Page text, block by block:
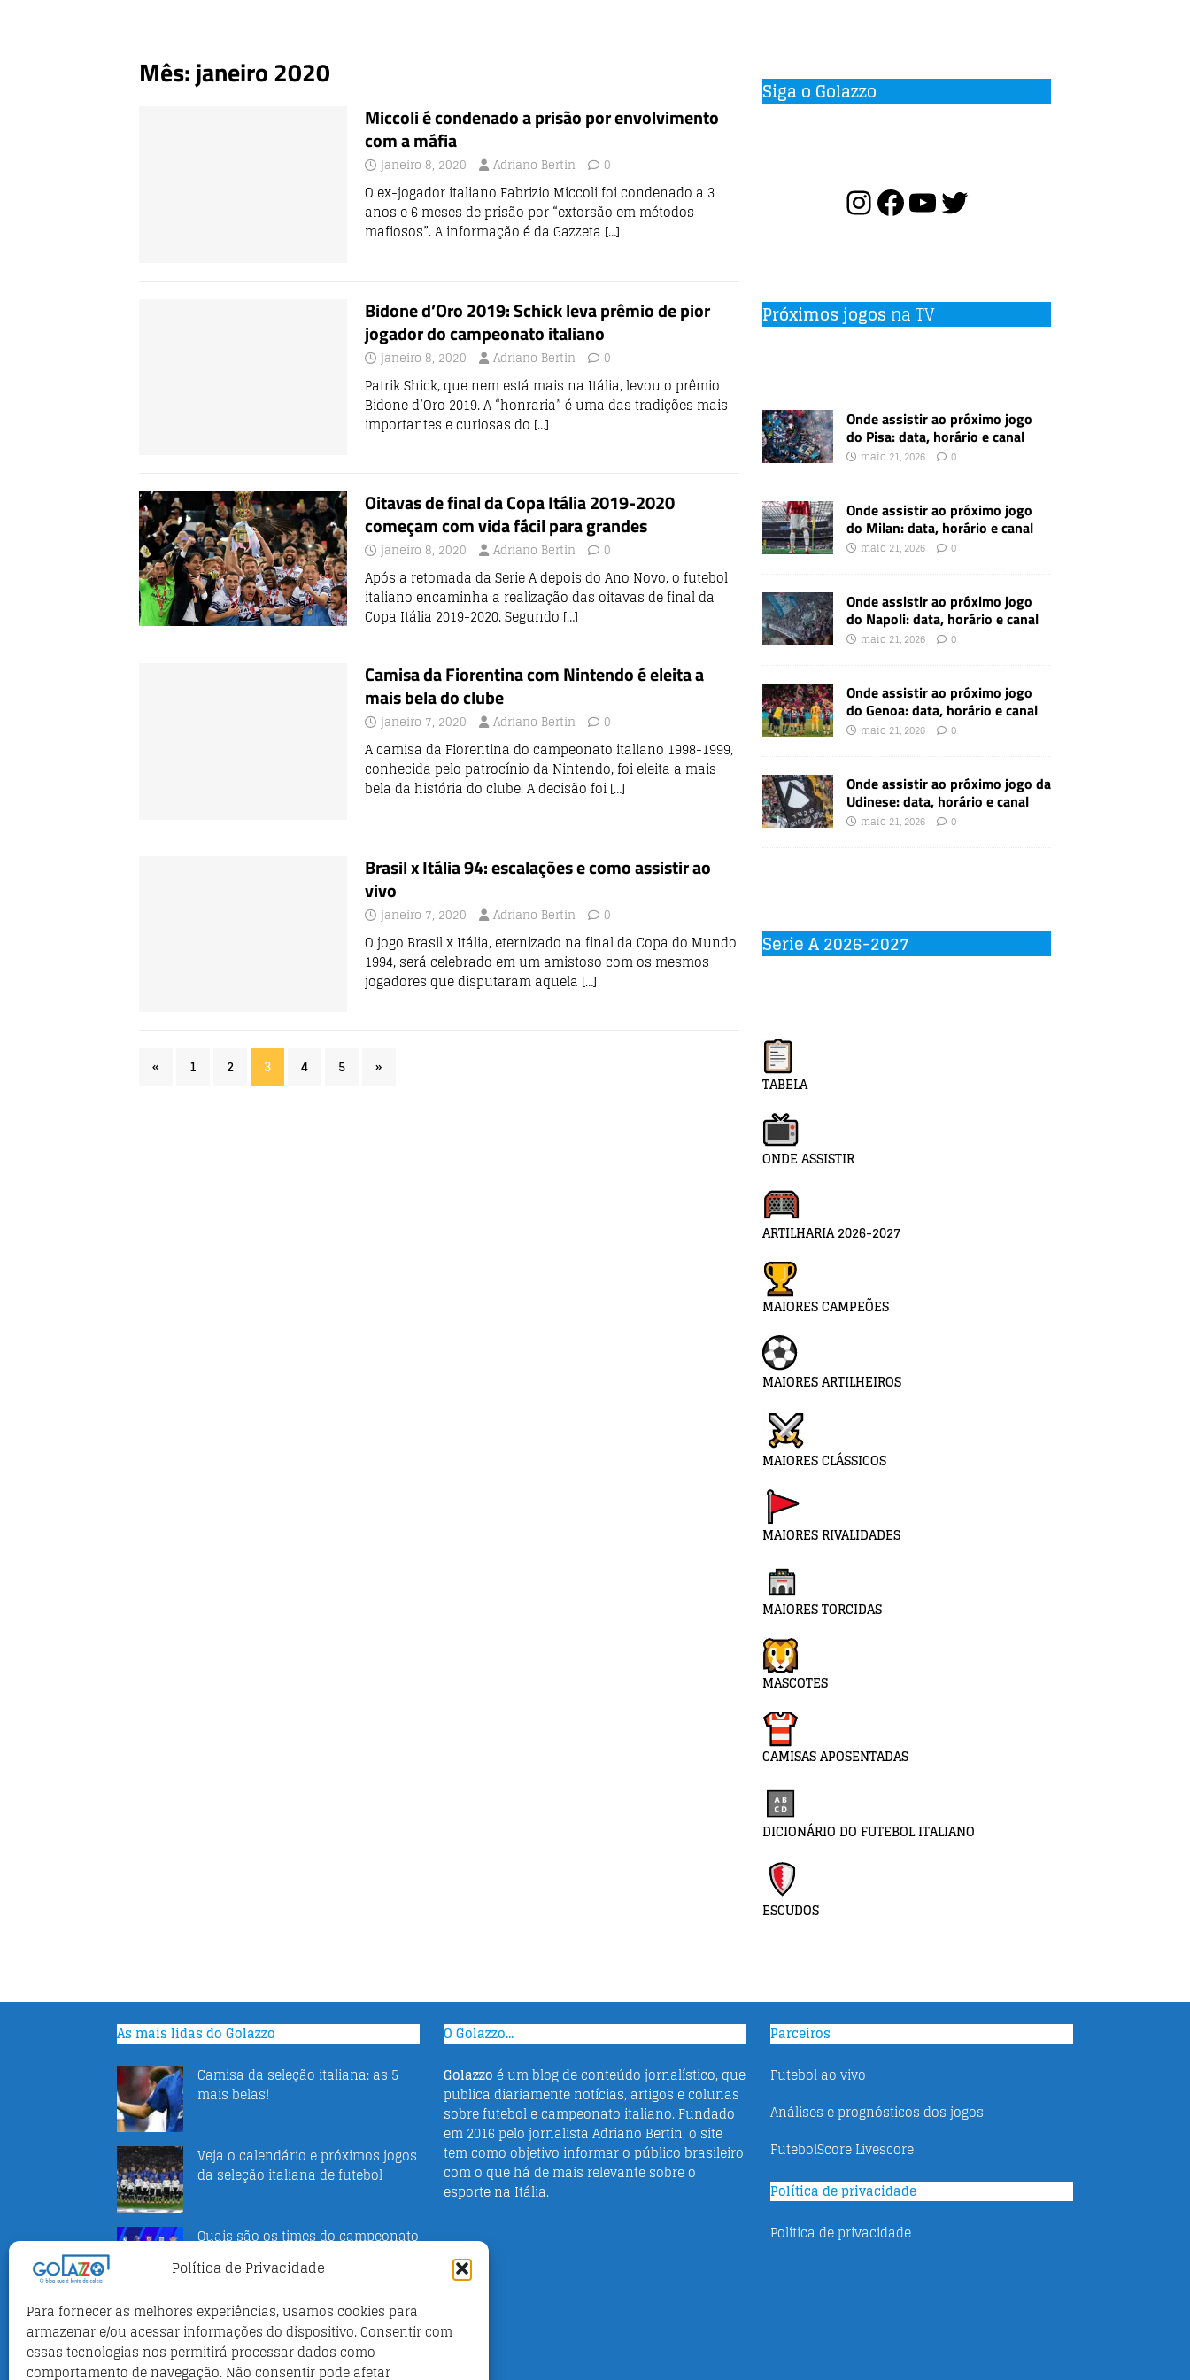
Política de Privacidade
Para fornecer as melhores experiências, usamos cookies para
armazenar e/ou acessar informações do dispositivo. Consentir com
essas tecnologias nos permitirá processar dados como
comportamento de navegação. Não consentir pode afetar
Mês:janeiro 2020
Miccoli é condenado a prisão por envolvimento
com a máfia
janeiro 8, 2020 Adriano Bertin 0
O ex-jogador italiano Fabrizio Miccoli foi condenado a 3
anos e 6 meses de prisão por “extorsão em métodos
mafiosos”. A informação é da Gazzeta […]
Bidone d’Oro 2019: Schick leva prêmio de pior
jogador do campeonato italiano
janeiro 8, 2020 Adriano Bertin 0
Patrik Shick, que nem está mais na Itália, levou o prêmio
Bidone d’Oro 2019. A “honraria” é uma das tradições mais
importantes e curiosas do […]
Oitavas de final da Copa Itália 2019-2020
começam com vida fácil para grandes
janeiro 8, 2020 Adriano Bertin 0
Após a retomada da Serie A depois do Ano Novo, o futebol
italiano encaminha a realização das oitavas de final da
Copa Itália 2019-2020. Segundo […]
Camisa da Fiorentina com Nintendo é eleita a
mais bela do clube
janeiro 7, 2020 Adriano Bertin 0
A camisa da Fiorentina do campeonato italiano 1998-1999,
conhecida pelo patrocínio da Nintendo, foi eleita a mais
bela da história do clube. A decisão foi […]
Brasil x Itália 94: escalações e como assistir ao
vivo
janeiro 7, 2020 Adriano Bertin 0
O jogo Brasil x Itália, eternizado na final da Copa do Mundo
1994, será celebrado em um amistoso com os mesmos
jogadores que disputaram aquela […]
« 1 2 3 4 5 »
Siga o Golazzo
Próximos jogos na TV
Onde assistir ao próximo jogo
do Pisa: data, horário e canal
maio 21, 2026 0
Onde assistir ao próximo jogo
do Milan: data, horário e canal
maio 21, 2026 0
Onde assistir ao próximo jogo
do Napoli: data, horário e canal
maio 21, 2026 0
Onde assistir ao próximo jogo
do Genoa: data, horário e canal
maio 21, 2026 0
Onde assistir ao próximo jogo da
Udinese: data, horário e canal
maio 21, 2026 0
Serie A 2026-2027
TABELA
ONDE ASSISTIR
ARTILHARIA 2026-2027
MAIORES CAMPEÕES
MAIORES ARTILHEIROS
MAIORES CLÁSSICOS
MAIORES RIVALIDADES
MAIORES TORCIDAS
MASCOTES
CAMISAS APOSENTADAS
DICIONÁRIO DO FUTEBOL ITALIANO
ESCUDOS
As mais lidas do Golazzo
Camisa da seleção italiana: as 5
mais belas!
Veja o calendário e próximos jogos
da seleção italiana de futebol
Quais são os times do campeonato
Camisa da Roma Adidas 2023-2024:
veja fotos
O Golazzo...
Golazzo é um blog de conteúdo jornalístico, que
publica diariamente notícias, artigos e colunas
sobre futebol e campeonato italiano. Fundado
em 2016 pelo jornalista Adriano Bertin, o site
tem como objetivo informar o público brasileiro
com o que há de mais relevante sobre o
esporte na Itália.
Parceiros
Futebol ao vivo
Análises e prognósticos dos jogos
FutebolScore Livescore
Política de privacidade
Política de privacidade